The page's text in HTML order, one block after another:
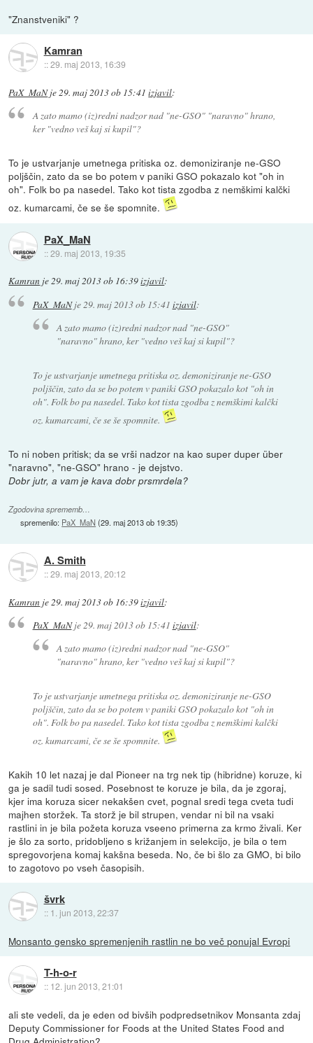
"Znanstveniki" ?
Kamran
::29. maj 2013, 16:39
PaX_MaNje29. maj 2013 ob 15:41 izjavil:
A zato mamo (iz)redni nadzor nad "ne-GSO" "naravno" hrano,
ker "vedno veš kaj si kupil"?
To je ustvarjanje umetnega pritiska oz. demoniziranje ne-GSO
poljščin, zato da se bo potem v paniki GSO pokazalo kot "oh in
oh". Folk bo pa nasedel. Tako kot tista zgodba z nemškimi kalčki
oz. kumarcami, če se še spomnite.
PaX_MaN
::29. maj 2013, 19:35
Kamran je29. maj 2013 ob 16:39izjavil:
PaX_MaNje29. maj 2013 ob 15:41 izjavil:
A zato mamo (iz)redni nadzor nad "ne-GSO"
"naravno" hrano, ker "vedno veš kaj si kupil"?
To je ustvarjanje umetnega pritiska oz. demoniziranje ne-GSO
poljščin, zato da se bo potem v paniki GSO pokazalo kot "oh in
oh". Folk bo pa nasedel. Tako kot tista zgodba z nemškimi kalčki
oz. kumarcami, če se še spomnite.
To ni noben pritisk; da se vrši nadzor na kao super duper über
"naravno", "ne-GSO" hrano - je dejstvo.
Dobr jutr, a vam je kava dobr prsmrdela?
Zgodovina sprememb…
spremenilo: PaX_MaN (29. maj 2013 ob 19:35)
A. Smith
::29. maj 2013, 20:12
Kamran je29. maj 2013 ob 16:39izjavil:
PaX_MaNje29. maj 2013 ob 15:41 izjavil:
A zato mamo (iz)redni nadzor nad "ne-GSO"
"naravno" hrano, ker "vedno veš kaj si kupil"?
To je ustvarjanje umetnega pritiska oz. demoniziranje ne-GSO
poljščin, zato da se bo potem v paniki GSO pokazalo kot "oh in
oh". Folk bo pa nasedel. Tako kot tista zgodba z nemškimi kalčki
oz. kumarcami, če se še spomnite.
Kakih 10 let nazaj je dal Pioneer na trg nek tip (hibridne) koruze, ki
ga je sadil tudi sosed. Posebnost te koruze je bila, da je zgoraj,
kjer ima koruza sicer nekakšen cvet, pognal sredi tega cveta tudi
majhen storžek. Ta storž je bil strupen, vendar ni bil na vsaki
rastlini in je bila požeta koruza vseeno primerna za krmo živali. Ker
je šlo za sorto, pridobljeno s križanjem in selekcijo, je bila o tem
spregovorjena komaj kakšna beseda. No, če bi šlo za GMO, bi bilo
to zagotovo po vseh časopisih.
švrk
:: 1. jun 2013, 22:37
Monsanto gensko spremenjenih rastlin ne bo več ponujal Evropi
T-h-o-r
:: 12. jun 2013, 21:01
ali ste vedeli, da je eden od bivših podpredsetnikov Monsanta zdaj
Deputy Commissioner for Foods at the United States Food and